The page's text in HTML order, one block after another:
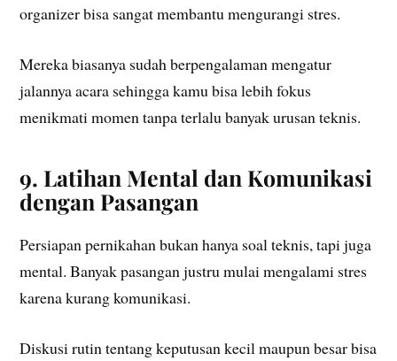
organizer bisa sangat membantu mengurangi stres.
Mereka biasanya sudah berpengalaman mengatur
jalannya acara sehingga kamu bisa lebih fokus
menikmati momen tanpa terlalu banyak urusan teknis.
9. Latihan Mental dan Komunikasi
dengan Pasangan
Persiapan pernikahan bukan hanya soal teknis, tapi juga
mental. Banyak pasangan justru mulai mengalami stres
karena kurang komunikasi.
Diskusi rutin tentang keputusan kecil maupun besar bisa